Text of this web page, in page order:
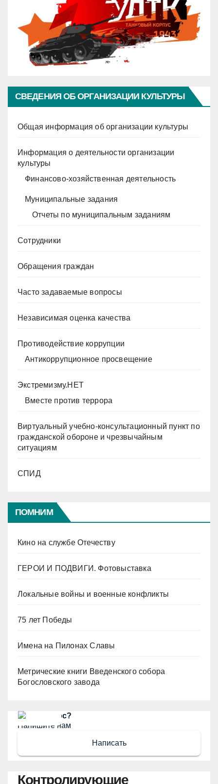
СВЕДЕНИЯ ОБ ОРГАНИЗАЦИИ КУЛЬТУРЫ
Общая информация об организации культуры
Информация о деятельности организации
культуры
Финансово-хозяйственная деятельность
Муниципальные задания
Отчеты по муниципальным заданиям
Сотрудники
Обращения граждан
Часто задаваемые вопросы
Независимая оценка качества
Противодействие коррупции
Антикоррупционное просвещение
Экстремизму.НЕТ
Вместе против террора
Виртуальный учебно-консультационный пункт по
гражданской обороне и чрезвычайным
ситуациям
СПИД
ПОМНИМ
Кино на службе Отечеству
ГЕРОИ И ПОДВИГИ. Фотовыставка
Локальные войны и военные конфликты
75 лет Победы
Имена на Пилонах Славы
Метрические книги Введенского собора
Богословского завода
Есть вопрос?
Напишите нам
Написать
Контролирующие